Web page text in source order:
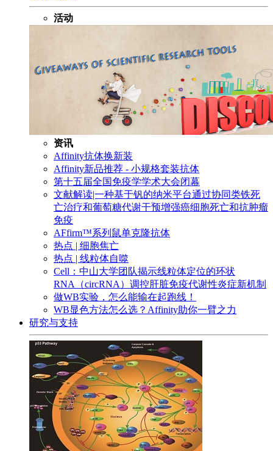
活动
资讯
Affinity抗体换新装
Affinity新品推荐 - 小规格套装抗体
第十五届全国免疫学学术大会闭幕
文献解读|一种基于钒的纳米平台通过协同类铁死
亡治疗和葡萄糖代谢干预增强癌细胞死亡和抗肿瘤
免疫
AFfirm™系列鼠单克隆抗体
热点 | 细胞焦亡
热点 | 线粒体自噬
Cell：中山大学团队揭示线粒体定位的环状
RNA（circRNA）调控肝脏免疫代谢性炎症新机制
做WB实验，怎么能输在起跑线！
WB显色方法怎么选？Affinity助你一臂之力
研究与支持